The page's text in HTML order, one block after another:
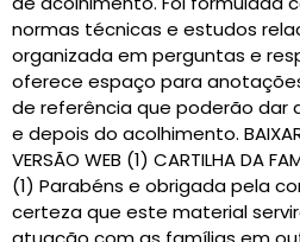
normas técnicas e estudos
organizada em perguntas e
oferece espaço para
de referência que poderão dar
e depois do acolhimento. BAIXAR:
VERSÃO WEB (1) CARTILHA DA
(1) Parabéns e obrigada pela
certeza que este material